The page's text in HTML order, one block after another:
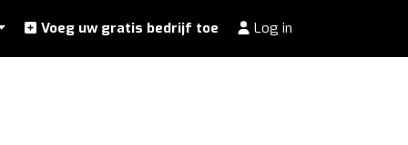
Voeg uw gratis bedrijf toe Log in